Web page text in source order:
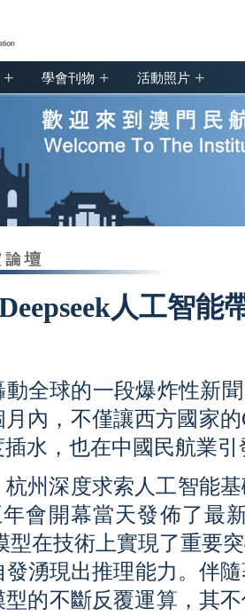
+ 學會刊物 + 活動照片 +
人工智能
全球的一段爆炸性新
內，不僅讓西方國家
水，也在中國民航業
州深度求索人工智能
會開幕當天發佈了最
型在技術上實現了重
湧現出推理能力。伴
型的不斷反覆運算，其